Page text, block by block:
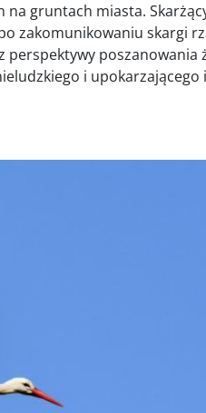
gruntach miasta.
zakomunikowaniu skargi
perspektywy poszanowania
i upokarzającego